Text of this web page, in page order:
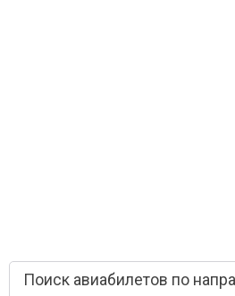
Поиск авиабилетов по